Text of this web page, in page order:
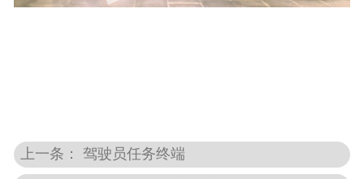
上一条： 驾驶员任务终端